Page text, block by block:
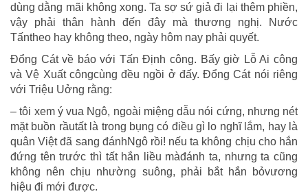
dùng dằng mãi không xong. Ta sợ sứ giả đi lại thêm phiền,
vậy phải thân hành đến đây mà thương nghị. Nước
Tấntheo hay không theo, ngày hôm nay phải quyết.
Đổng Cát về báo với Tấn Định công. Bấy giờ Lỗ Ai công
và Vệ Xuất côngcùng đều ngồi ở đấy. Đổng Cát nói riêng
với Triệu Uởng rằng:
– tôi xem ý vua Ngô, ngoài miệng dẫu nói cứng, nhưng nét
mặt buồn rầutất là trong bụng có điều gì lo nghĩ lắm, hay là
quân Việt đã sang đánhNgô rồi! nếu ta không chịu cho hắn
đứng tên trước thì tất hắn liều màđánh ta, nhưng ta cũng
không nên chịu nhường suông, phải bắt hắn bỏvương
hiệu đi mới được.